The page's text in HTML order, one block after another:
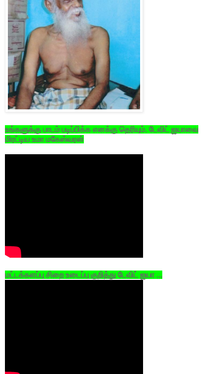
உங்களுக்கு பாடம் படிப்பிக்க எனக்கு தெரியும். டேவிட் ஐயாவை
மிரட்டிய உமா மகேஸ்வரன்
மட்டக்களப்பு சிறை உடைப்பு குறித்து டேவிட் ஐயா ...